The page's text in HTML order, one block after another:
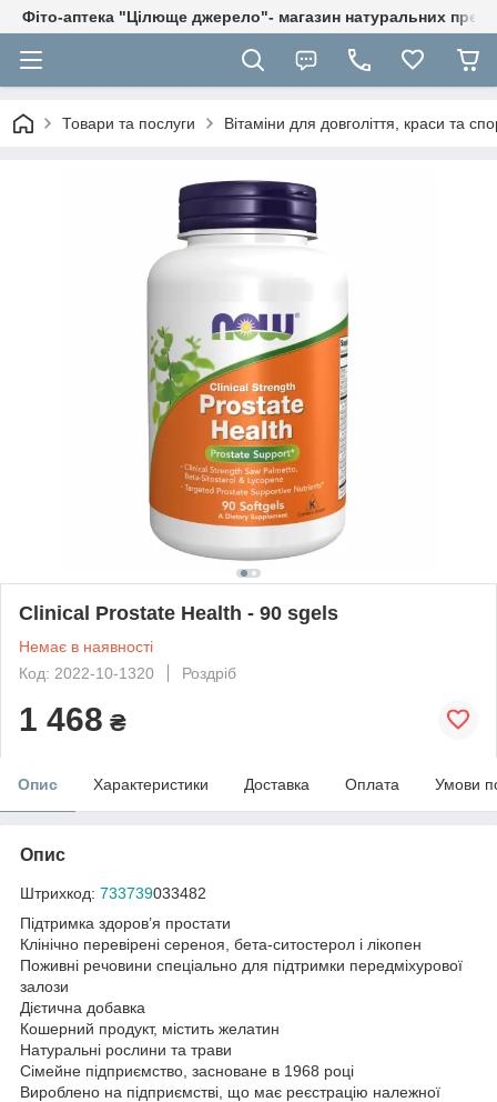
Фіто-аптека "Цілюще джерело"- магазин натуральних
Товари та послуги Вітаміни для довголіття, краси та
Clinical Prostate Health - 90 sgels
Немає в наявності
Код: 2022-10-1320
Роздріб
1 468 ₴
Опис Характеристики Доставка Оплата Умови
Опис
Штрихкод: 733739033482
Підтримка здоров’я простати
Клінічно перевірені сереноя, бета-ситостерол і лікопен
Поживні речовини спеціально для підтримки передміхурової
залози
Дієтична добавка
Кошерний продукт, містить желатин
Натуральні рослини та трави
Сімейне підприємство, засноване в 1968 році
Вироблено на підприємстві, що має реєстрацію належної